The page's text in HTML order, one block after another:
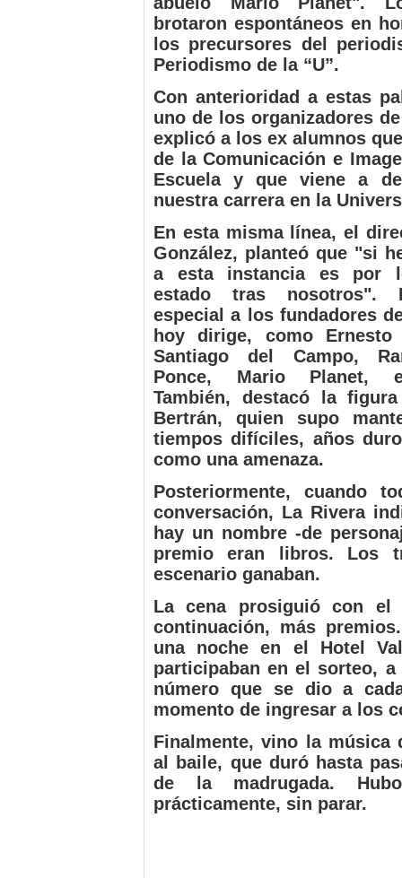
brotaron espontáneos en
los precursores del
Periodismo de la “U”.
Con anterioridad a estas
uno de los organizadores
explicó a los ex alumnos
de la Comunicación e
Escuela y que viene a
nuestra carrera en la
En esta misma línea, el
González, planteó que "si
a esta instancia es por
estado tras nosotros".
especial a los fundadores
hoy dirige, como Ernesto
Santiago del Campo,
Ponce, Mario Planet,
También, destacó la
Bertrán, quien supo
tiempos difíciles, años
como una amenaza.
Posteriormente, cuando
conversación, La Rivera
hay un nombre -de
premio eran libros. Los
escenario ganaban.
La cena prosiguió con el
continuación, más
una noche en el Hotel
participaban en el sorteo,
número que se dio a
momento de ingresar a los
Finalmente, vino la música
al baile, que duró hasta
de la madrugada.
prácticamente, sin parar.